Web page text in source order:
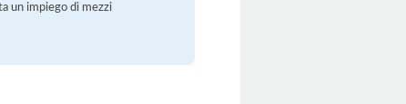
un impiego di mezzi